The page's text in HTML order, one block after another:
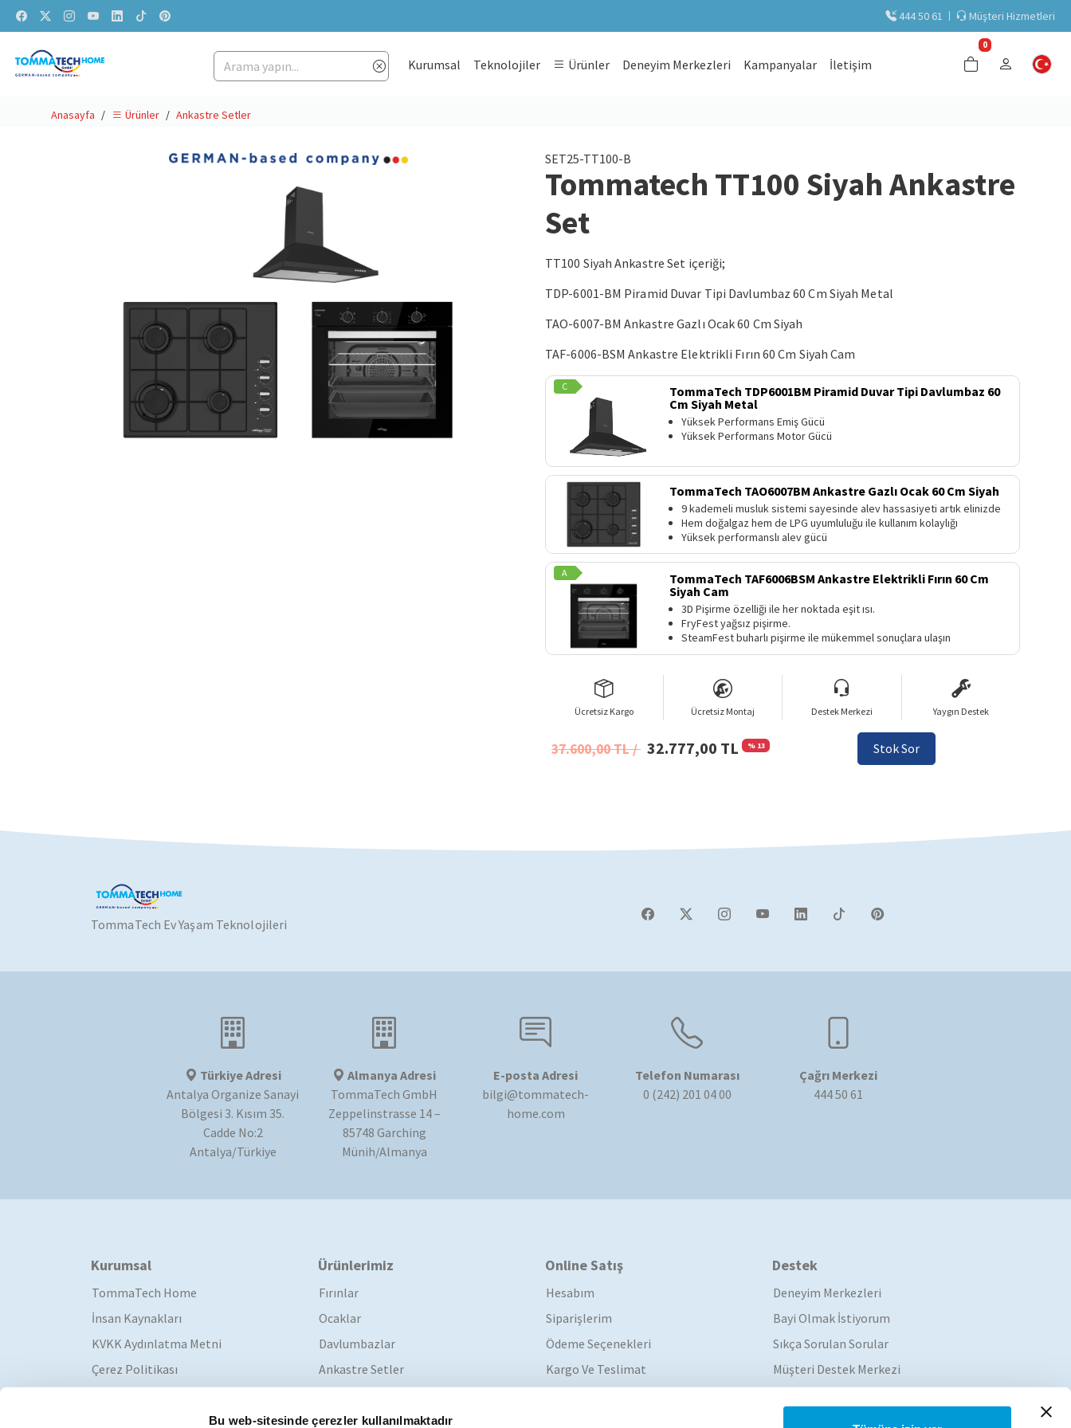
Bu web-sitesinde çerezler kullanılmaktadır
444 50 61 Müşteri Hizmetleri
Kurumsal Teknolojiler Ürünler Deneyim Merkezleri Kampanyalar İletişim
0
Anasayfa Ürünler Ankastre Setler
SET25-TT100-B
Tommatech TT100 Siyah Ankastre
Set
TT100 Siyah Ankastre Set içeriği;
TDP-6001-BM Piramid Duvar Tipi Davlumbaz 60 Cm Siyah Metal
TAO-6007-BM Ankastre Gazlı Ocak 60 Cm Siyah
TAF-6006-BSM Ankastre Elektrikli Fırın 60 Cm Siyah Cam
C
TommaTech TDP6001BM Piramid Duvar Tipi Davlumbaz 60
Cm Siyah Metal
Yüksek Performans Emiş Gücü
Yüksek Performans Motor Gücü
TommaTech TAO6007BM Ankastre Gazlı Ocak 60 Cm Siyah
9 kademeli musluk sistemi sayesinde alev hassasiyeti artık elinizde
Hem doğalgaz hem de LPG uyumluluğu ile kullanım kolaylığı
Yüksek performanslı alev gücü
A
TommaTech TAF6006BSM Ankastre Elektrikli Fırın 60 Cm
Siyah Cam
3D Pişirme özelliği ile her noktada eşit ısı.
FryFest yağsız pişirme.
SteamFest buharlı pişirme ile mükemmel sonuçlara ulaşın
Ücretsiz Kargo Ücretsiz Montaj Destek Merkezi Yaygın Destek
37.600,00 TL / 32.777,00 TL % 13 Stok Sor
TommaTech Ev Yaşam Teknolojileri
Türkiye Adresi
Antalya Organize Sanayi
Bölgesi 3. Kısım 35.
Cadde No:2
Antalya/Türkiye
Almanya Adresi
TommaTech GmbH
Zeppelinstrasse 14 –
85748 Garching
Münih/Almanya
E-posta Adresi
bilgi@tommatech-
home.com
Telefon Numarası
0 (242) 201 04 00
Çağrı Merkezi
444 50 61
Kurumsal
TommaTech Home
İnsan Kaynakları
KVKK Aydınlatma Metni
Çerez Politikası
Ürünlerimiz
Fırınlar
Ocaklar
Davlumbazlar
Ankastre Setler
Online Satış
Hesabım
Siparişlerim
Ödeme Seçenekleri
Kargo Ve Teslimat
Destek
Deneyim Merkezleri
Bayi Olmak İstiyorum
Sıkça Sorulan Sorular
Müşteri Destek Merkezi